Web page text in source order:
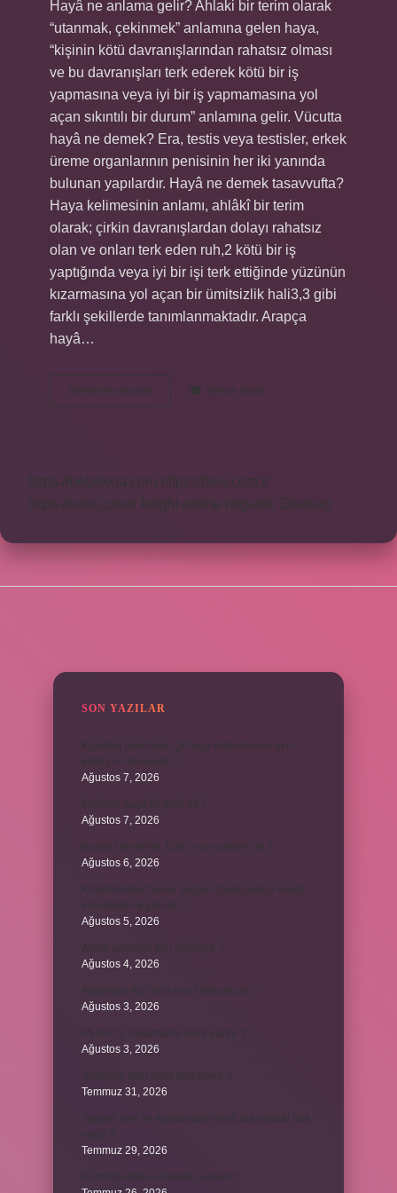
Hayâ ne anlama gelir? Ahlaki bir terim olarak
“utanmak, çekinmek” anlamına gelen haya,
“kişinin kötü davranışlarından rahatsız olması
ve bu davranışları terk ederek kötü bir iş
yapmasına veya iyi bir iş yapmamasına yol
açan sıkıntılı bir durum” anlamına gelir. Vücutta
hayâ ne demek? Era, testis veya testisler, erkek
üreme organlarının penisinin her iki yanında
bulunan yapılardır. Hayâ ne demek tasavvufta?
Haya kelimesinin anlamı, ahlâkî bir terim
olarak; çirkin davranışlardan dolayı rahatsız
olan ve onları terk eden ruh,2 kötü bir iş
yaptığında veya iyi bir işi terk ettiğinde yüzünün
kızarmasına yol açan bir ümitsizlik hali3,3 gibi
farklı şekillerde tanımlanmaktadır. Arapça
hayâ…
Devamını okuyun
Ne
Yorum Bırak
https://bebekkia.com
https://beis.com.tr
https://basi.com.tr knight online nttgame Sitemap
SON YAZILAR
Ağustos 7, 2026
Ağustos 7, 2026
Ağustos 6, 2026
Ağustos 5, 2026
Ağustos 4, 2026
Ağustos 3, 2026
Ağustos 3, 2026
Temmuz 31, 2026
Temmuz 29, 2026